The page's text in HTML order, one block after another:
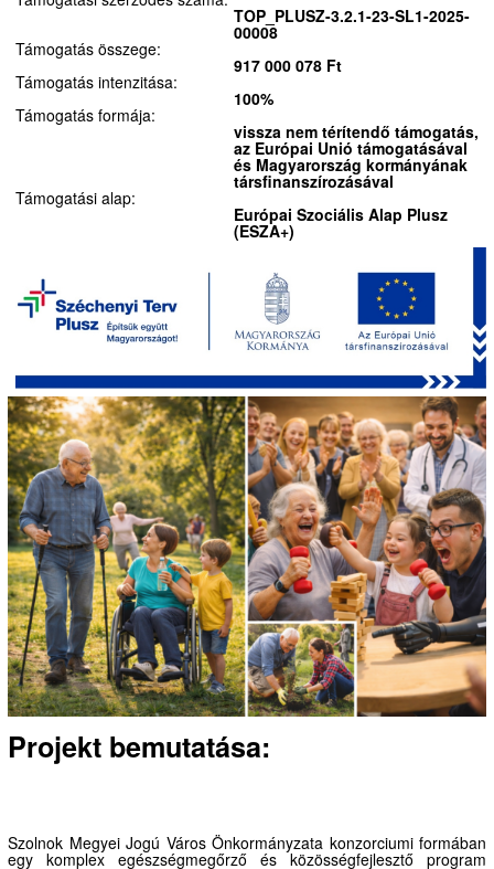
TOP_PLUSZ-3.2.1-23-SL1-2025-
00008
Támogatás összege:
917 000 078 Ft
Támogatás intenzitása:
100%
Támogatás formája:
vissza nem térítendő támogatás,
az Európai Unió támogatásával
és Magyarország kormányának
társfinanszírozásával
Támogatási alap:
Európai Szociális Alap Plusz
(ESZA+)
Projekt bemutatása:
Szolnok Megyei Jogú Város Önkormányzata konzorciumi formában
egy komplex egészségmegőrző és közösségfejlesztő program